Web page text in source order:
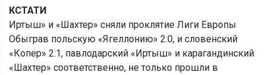
КСТАТИ
Иртыш» и «Шахтер» сняли проклятие Лиги Европы
Обыграв польскую «Ягеллонию» 2:0, и словенский
«Копер» 2:1, павлодарский «Иртыш» и карагандинский
«Шахтер» соответственно, не только прошли в